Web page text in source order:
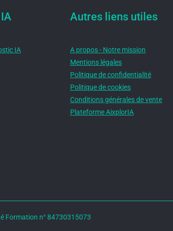
IA
Autres liens utiles
A propos - Notre mission
Mentions légales
Politique de confidentialité
Politique de cookies
Conditions générales de vente
Plateforme AixplorIA
Formation n° 84730315073